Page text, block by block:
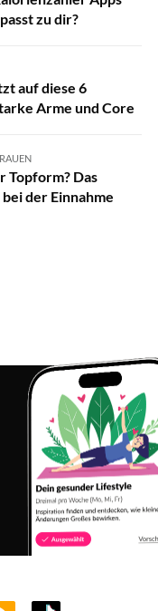
zu dir?
auf diese 6
Arme und Core
Topform? Das
der Einnahme